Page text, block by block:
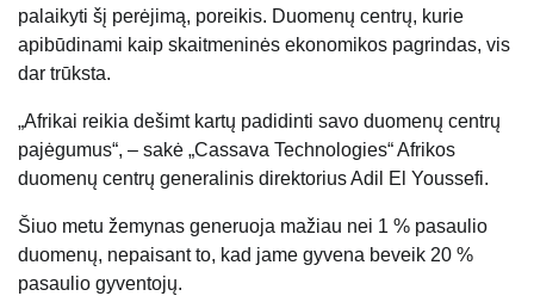
palaikyti šį perėjimą, poreikis. Duomenų centrų, kurie
apibūdinami kaip skaitmeninės ekonomikos pagrindas, vis
dar trūksta.
„Afrikai reikia dešimt kartų padidinti savo duomenų centrų
pajėgumus“, – sakė „Cassava Technologies“ Afrikos
duomenų centrų generalinis direktorius Adil El Youssefi.
Šiuo metu žemynas generuoja mažiau nei 1 % pasaulio
duomenų, nepaisant to, kad jame gyvena beveik 20 %
pasaulio gyventojų.